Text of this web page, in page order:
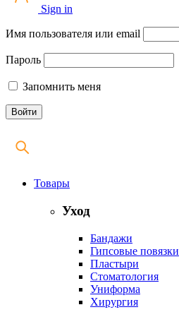
Sign in
Имя пользователя или email
Пароль
Запомнить меня
Товары
Уход
Бандажи
Гипсовые повязки
Пластыри
Стоматология
Униформа
Хирургия